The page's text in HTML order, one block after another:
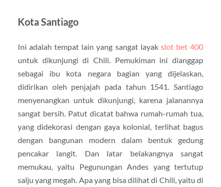
Kota Santiago
Ini adalah tempat lain yang sangat layak slot bet 400
untuk dikunjungi di Chili. Pemukiman ini dianggap
sebagai ibu kota negara bagian yang dijelaskan,
didirikan oleh penjajah pada tahun 1541. Santiago
menyenangkan untuk dikunjungi, karena jalanannya
sangat bersih. Patut dicatat bahwa rumah-rumah tua,
yang didekorasi dengan gaya kolonial, terlihat bagus
dengan bangunan modern dalam bentuk gedung
pencakar langit. Dan latar belakangnya sangat
memukau, yaitu Pegunungan Andes yang tertutup
salju yang megah. Apa yang bisa dilihat di Chili, yaitu di